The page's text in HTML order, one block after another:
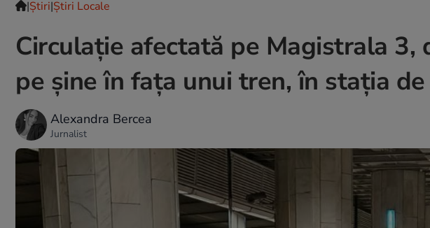
|Ştiri|Știri Locale
Circulație afectată pe Magistrala 3,
pe șine în fața unui tren, în stația
Alexandra Bercea
Jurnalist